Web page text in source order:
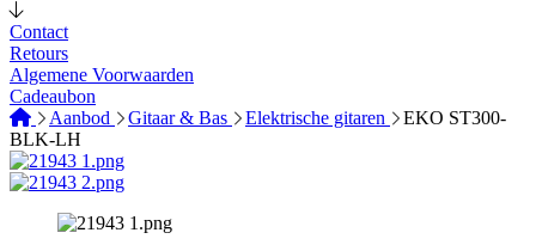
Contact
Retours
Algemene Voorwaarden
Cadeaubon
Aanbod
Gitaar & Bas Elektrische gitaren
EKO ST300-
BLK-LH